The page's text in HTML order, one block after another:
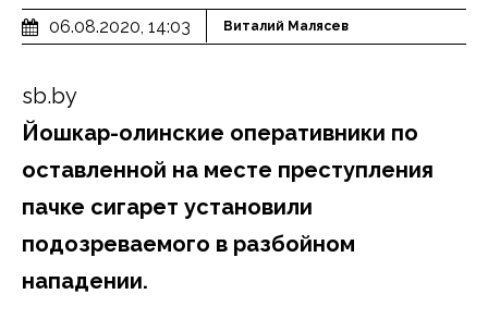
06.08.2020, 14:03 Виталий Малясев
sb.by
Йошкар-олинские оперативники по
оставленной на месте преступления
пачке сигарет установили
подозреваемого в разбойном
нападении.